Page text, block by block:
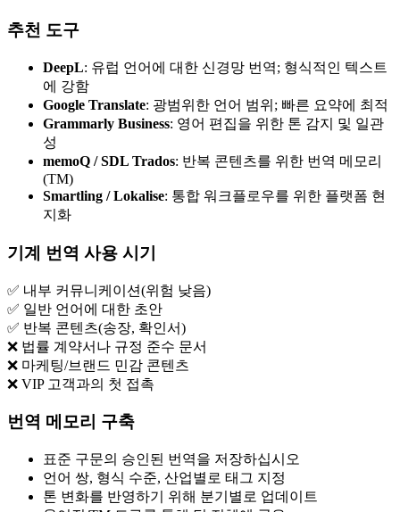
추천 도구
DeepL: 유럽 언어에 대한 신경망 번역; 형식적인 텍스트
에 강함
Google Translate: 광범위한 언어 범위; 빠른 요약에 최적
Grammarly Business: 영어 편집을 위한 톤 감지 및 일관
성
memoQ / SDL Trados: 반복 콘텐츠를 위한 번역 메모리
(TM)
Smartling / Lokalise: 통합 워크플로우를 위한 플랫폼 현
지화
기계 번역 사용 시기
✅ 내부 커뮤니케이션(위험 낮음)
✅ 일반 언어에 대한 초안
✅ 반복 콘텐츠(송장, 확인서)
❌ 법률 계약서나 규정 준수 문서
❌ 마케팅/브랜드 민감 콘텐츠
❌ VIP 고객과의 첫 접촉
번역 메모리 구축
표준 구문의 승인된 번역을 저장하십시오
언어 쌍, 형식 수준, 산업별로 태그 지정
톤 변화를 반영하기 위해 분기별로 업데이트